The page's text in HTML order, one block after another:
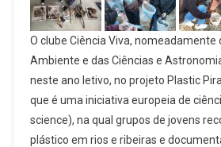
O clube Ciência Viva, nomeadamente
Ambiente e das Ciências e
neste ano letivo, no projeto Plastic
que é uma iniciativa europeia de
science), na qual grupos de jovens
plástico em rios e ribeiras e